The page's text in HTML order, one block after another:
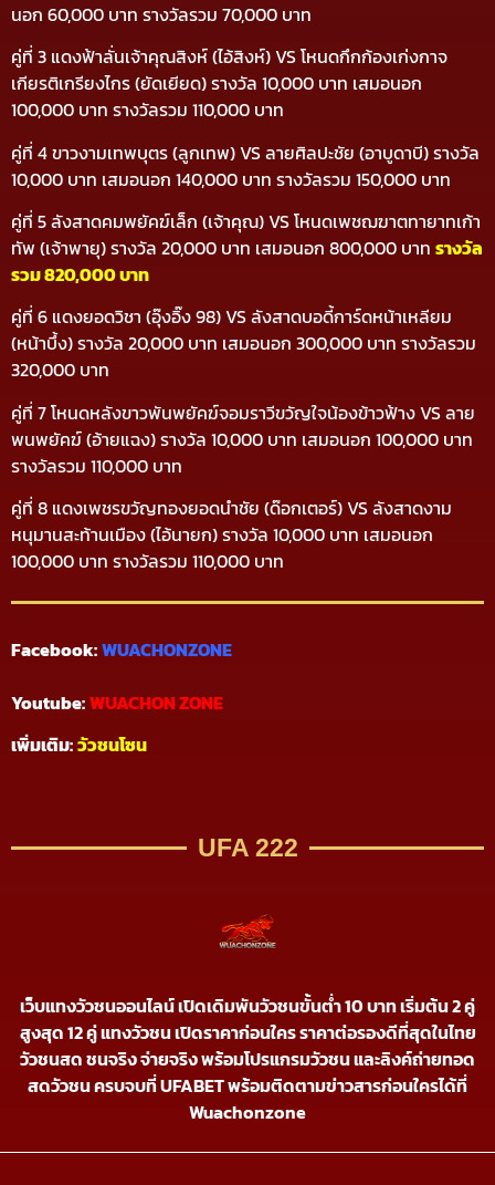
นอก 60,000 บาท รางวัลรวม 70,000 บาท
คู่ที่ 3 แดงฟ้าลั่นเจ้าคุณสิงห์ (ไอ้สิงห์) VS โหนดกึกก้องเก่งกาจ
เกียรติเกรียงไกร (ยัดเยียด) รางวัล 10,000 บาท เสมอนอก
100,000 บาท รางวัลรวม 110,000 บาท
คู่ที่ 4 ขาวงามเทพบุตร (ลูกเทพ) VS ลายศิลปะชัย (อาบูดาบี) รางวัล
10,000 บาท เสมอนอก 140,000 บาท รางวัลรวม 150,000 บาท
คู่ที่ 5 ลังสาดคมพยัคฆ์เล็ก (เจ้าคุณ) VS โหนดเพชฌฆาตทายาทเก้า
ทัพ (เจ้าพายุ) รางวัล 20,000 บาท เสมอนอก 800,000 บาท รางวัล
รวม 820,000 บาท
คู่ที่ 6 แดงยอดวิชา (อุ๊งอิ๊ง 98) VS ลังสาดบอดี้การ์ดหน้าเหลียม
(หน้าบึ้ง) รางวัล 20,000 บาท เสมอนอก 300,000 บาท รางวัลรวม
320,000 บาท
คู่ที่ 7 โหนดหลังขาวพันพยัคฆ์จอมราวีขวัญใจน้องข้าวฟ้าง VS ลาย
พนพยัคฆ์ (อ้ายแฉง) รางวัล 10,000 บาท เสมอนอก 100,000 บาท
รางวัลรวม 110,000 บาท
คู่ที่ 8 แดงเพชรขวัญทองยอดนำชัย (ด๊อกเตอร์) VS ลังสาดงาม
หนุมานสะท้านเมือง (ไอ้นายก) รางวัล 10,000 บาท เสมอนอก
100,000 บาท รางวัลรวม 110,000 บาท
Facebook:WUACHONZONE
Youtube:WUACHON ZONE
เพิ่มเติม:วัวชนโซน
UFA 222
เว็บแทงวัวชนออนไลน์ เปิดเดิมพันวัวชนขั้นต่ำ 10 บาท เริ่มต้น 2 คู่
สูงสุด 12 คู่ แทงวัวชน เปิดราคาก่อนใคร ราคาต่อรองดีที่สุดในไทย
วัวชนสด ชนจริง จ่ายจริง พร้อมโปรแกรมวัวชน และลิงค์ถ่ายทอด
สดวัวชน ครบจบที่ UFABET พร้อมติดตามข่าวสารก่อนใครได้ที่
Wuachonzone